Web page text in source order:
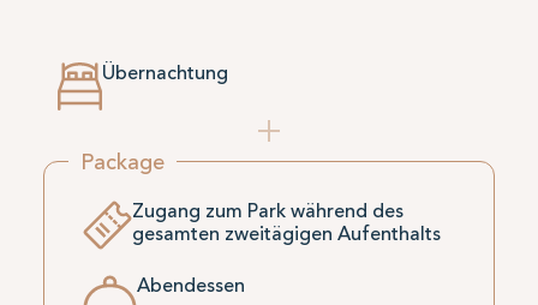
Übernachtung
Package
Zugang zum Park während des
gesamten zweitägigen Aufenthalts
Abendessen